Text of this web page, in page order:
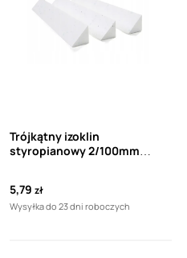
Trójkątny izoklin
styropianowy 2/100mm
5,79 zł
Wysyłka do 23 dni roboczych